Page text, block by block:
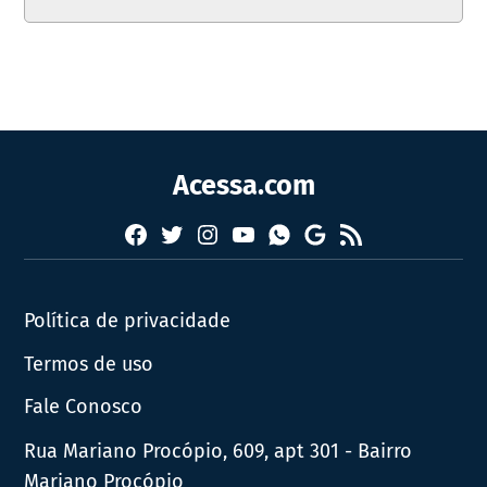
Acessa.com
Facebook
TwitterInstagram
YouTubeWhatsapp
Google
News
RSS
Política de privacidade
Termos de uso
Fale Conosco
Rua Mariano Procópio, 609, apt 301 - Bairro
Mariano Procópio